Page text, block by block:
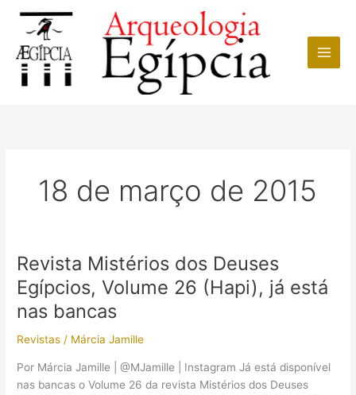
conteúdo
18 de março de 2015
Revista Mistérios dos Deuses
Egípcios, Volume 26 (Hapi), já está
nas bancas
Revistas / Márcia Jamille
Por Márcia Jamille | @MJamille | Instagram Já está disponível
nas bancas o Volume 26 da revista Mistérios dos Deuses